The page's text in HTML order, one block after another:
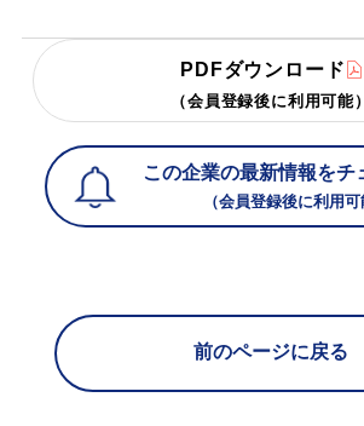
PDFダウンロード
（会員登録後に利用可能）
この企業の最新情報をチ
（会員登録後に利用可
前のページに戻る